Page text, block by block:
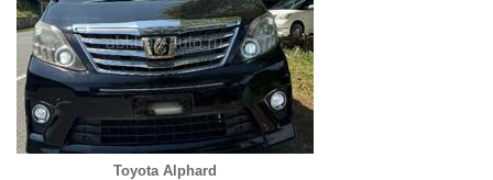
Toyota Alphard